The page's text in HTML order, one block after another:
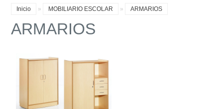
Inicio » MOBILIARIO ESCOLAR » ARMARIOS
ARMARIOS